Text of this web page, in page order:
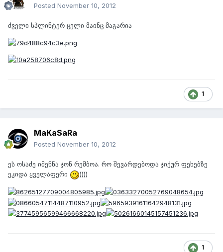
Posted November 10, 2012
ძველი სპლინტერ ცელი მაინც მაგარია
1
MaKaSaRa
Posted November 10, 2012
ეს ოსაძე იმენნა ჯონ რემბოა. რო შევარდებოდა ჯიქურ ფეხებზე
ეკიდა ყველაფერი
))))
1